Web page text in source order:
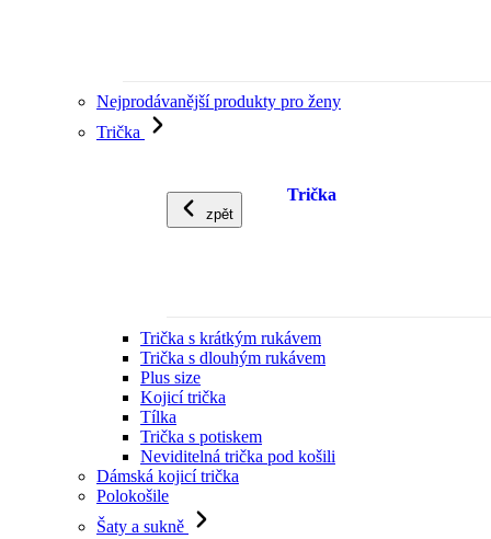
Nejprodávanější produkty pro ženy
Trička
zpět
Trička
Trička s krátkým rukávem
Trička s dlouhým rukávem
Plus size
Kojicí trička
Tílka
Trička s potiskem
Neviditelná trička pod košili
Dámská kojicí trička
Polokošile
Šaty a sukně